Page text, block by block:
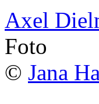
Axel
Foto
© Jana